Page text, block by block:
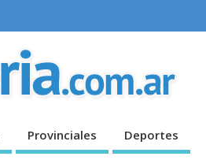
Provinciales Deportes